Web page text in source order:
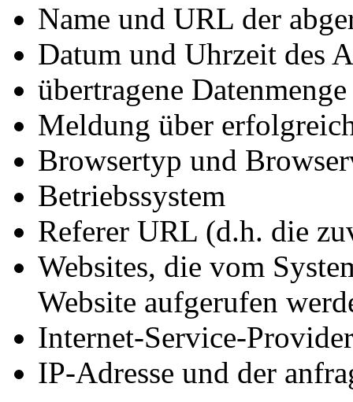
Name und URL der
Datum und Uhrzeit des
übertragene Datenmenge
Meldung über
Browsertyp und
Betriebssystem
Referer URL (d.h. die
Websites, die vom
Website aufgerufen
Internet-Service-
IP-Adresse und der